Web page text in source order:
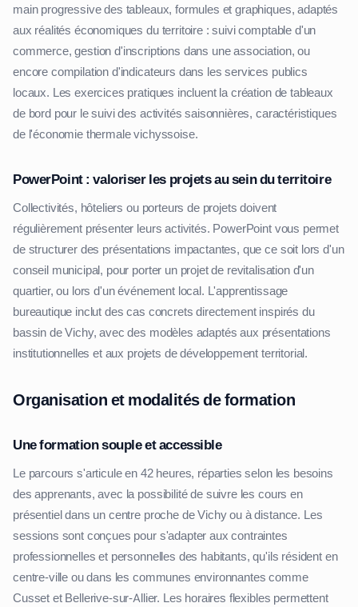
main progressive des tableaux, formules et graphiques, adaptés
aux réalités économiques du territoire : suivi comptable d'un
commerce, gestion d'inscriptions dans une association, ou
encore compilation d'indicateurs dans les services publics
locaux. Les exercices pratiques incluent la création de tableaux
de bord pour le suivi des activités saisonnières, caractéristiques
de l'économie thermale vichyssoise.
PowerPoint : valoriser les projets au sein du territoire
Collectivités, hôteliers ou porteurs de projets doivent
régulièrement présenter leurs activités. PowerPoint vous permet
de structurer des présentations impactantes, que ce soit lors d'un
conseil municipal, pour porter un projet de revitalisation d'un
quartier, ou lors d'un événement local. L'apprentissage
bureautique inclut des cas concrets directement inspirés du
bassin de Vichy, avec des modèles adaptés aux présentations
institutionnelles et aux projets de développement territorial.
Organisation et modalités de formation
Une formation souple et accessible
Le parcours s'articule en 42 heures, réparties selon les besoins
des apprenants, avec la possibilité de suivre les cours en
présentiel dans un centre proche de Vichy ou à distance. Les
sessions sont conçues pour s'adapter aux contraintes
professionnelles et personnelles des habitants, qu'ils résident en
centre-ville ou dans les communes environnantes comme
Cusset et Bellerive-sur-Allier. Les horaires flexibles permettent